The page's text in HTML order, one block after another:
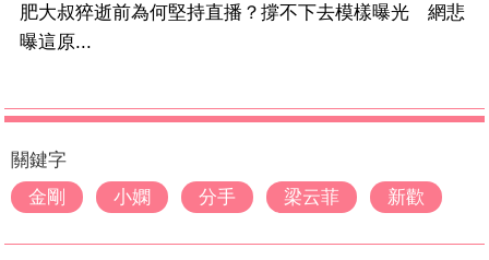
肥大叔猝逝前為何堅持直播？撐不下去模樣曝光 網悲
曝這原...
關鍵字
金剛
小嫻 分手 梁云菲 新歡